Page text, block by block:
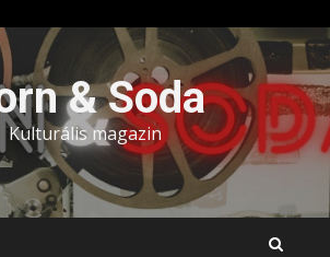
& Soda
Kulturális magazin